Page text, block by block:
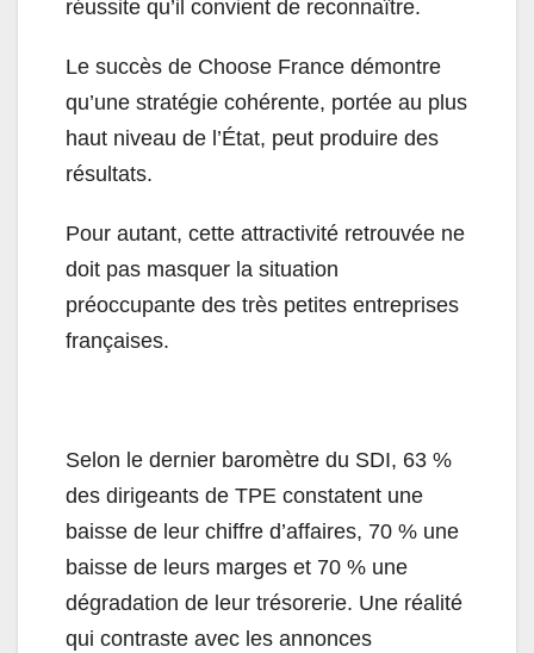
réussite qu’il convient de reconnaître.
Le succès de Choose France démontre
qu’une stratégie cohérente, portée au plus
haut niveau de l’État, peut produire des
résultats.
Pour autant, cette attractivité retrouvée ne
doit pas masquer la situation
préoccupante des très petites entreprises
françaises.
Selon le dernier baromètre du SDI, 63 %
des dirigeants de TPE constatent une
baisse de leur chiffre d’affaires, 70 % une
baisse de leurs marges et 70 % une
dégradation de leur trésorerie. Une réalité
qui contraste avec les annonces